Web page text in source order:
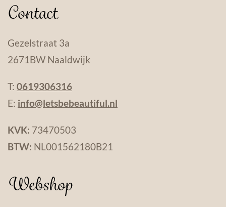
Contact
Gezelstraat 3a
2671BW Naaldwijk
T: 0619306316
E: info@letsbebeautiful.nl
KVK: 73470503
BTW: NL001562180B21
Webshop